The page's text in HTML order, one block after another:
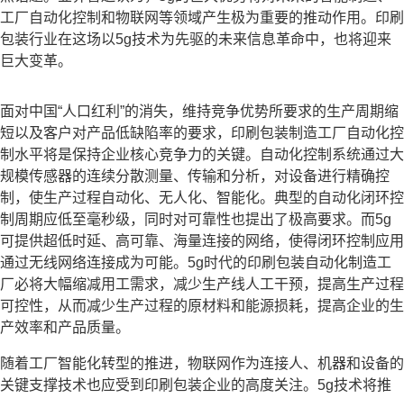
工厂自动化控制和物联网等领域产生极为重要的推动作用。印刷
包装行业在这场以5g技术为先驱的未来信息革命中，也将迎来
巨大变革。
面对中国“人口红利”的消失，维持竞争优势所要求的生产周期缩
短以及客户对产品低缺陷率的要求，印刷包装制造工厂自动化控
制水平将是保持企业核心竞争力的关键。自动化控制系统通过大
规模传感器的连续分散测量、传输和分析，对设备进行精确控
制，使生产过程自动化、无人化、智能化。典型的自动化闭环控
制周期应低至毫秒级，同时对可靠性也提出了极高要求。而5g
可提供超低时延、高可靠、海量连接的网络，使得闭环控制应用
通过无线网络连接成为可能。5g时代的印刷包装自动化制造工
厂必将大幅缩减用工需求，减少生产线人工干预，提高生产过程
可控性，从而减少生产过程的原材料和能源损耗，提高企业的生
产效率和产品质量。
随着工厂智能化转型的推进，物联网作为连接人、机器和设备的
关键支撑技术也应受到印刷包装企业的高度关注。5g技术将推